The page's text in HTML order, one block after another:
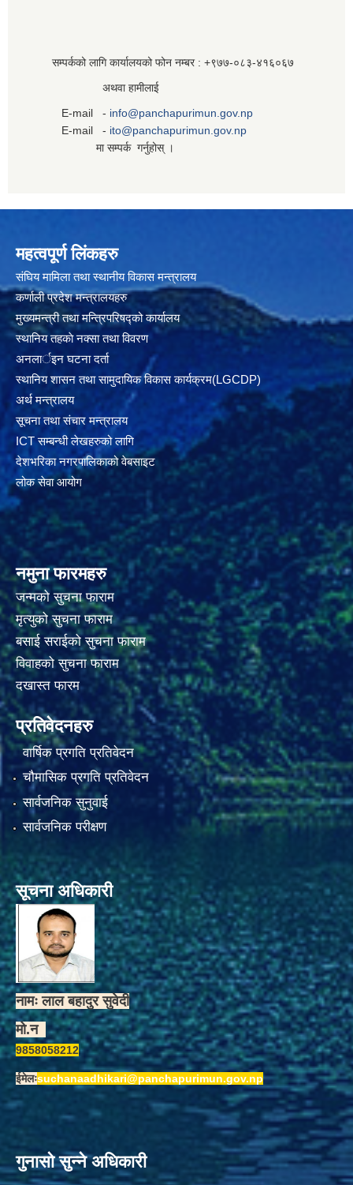
सम्पर्कको लागि कार्यालयको फोन नम्बर : +९७७-०८३‍-४१६०६७
अथवा हामीलाई
E-mail - info@panchapurimun.gov.np
E-mail - ito@panchapurimun.gov.np
मा सम्पर्क गर्नुहोस् ।
महत्वपूर्ण लिंकहरु
संघिय मामिला तथा स्थानीय विकास मन्त्रालय
कर्णाली प्रदेश मन्त्रालयहरु
मुख्यमन्त्री तथा मन्त्रिपरिषद्को कार्यालय
स्थानिय तहकाे नक्सा तथा विवरण
अनलार्इन घटना दर्ता
स्थानिय शासन तथा सामुदायिक विकास कार्यक्रम(LGCDP)
अर्थ मन्त्रालय
सूचना तथा संचार मन्त्रालय
ICT सम्बन्धी लेखहरुको लागि
देशभरिका नगरपालिकाको वेबसाइट
लोक सेवा आयोग
नमुना फारमहरु
जन्मको सुचना फाराम
मृत्युको सुचना फाराम
बसाई सराईको सुचना फाराम
विवाहको सुचना फाराम
दखास्त फारम
प्रतिवेदनहरु
वार्षिक प्रगति प्रतिवेदन
चौमासिक प्रगति प्रतिवेदन
सार्वजनिक सुनुवाई
सार्वजनिक परीक्षण
सूचना अधिकारी
नामः लाल बहादुर सुवेदी
मो.न
9858058212
ईमेलःsuchanaadhikari@panchapurimun.gov.np
गुनासो सुन्ने अधिकारी